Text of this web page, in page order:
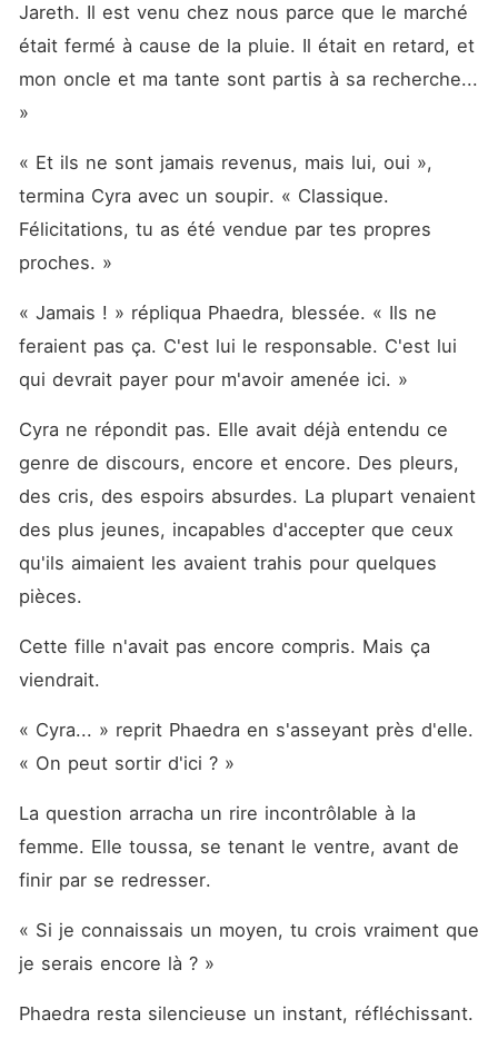
Jareth. Il est venu chez nous parce que le marché
était fermé à cause de la pluie. Il était en retard, et
mon oncle et ma tante sont partis à sa recherche...
»
« Et ils ne sont jamais revenus, mais lui, oui »,
termina Cyra avec un soupir. « Classique.
Félicitations, tu as été vendue par tes propres
proches. »
« Jamais ! » répliqua Phaedra, blessée. « Ils ne
feraient pas ça. C'est lui le responsable. C'est lui
qui devrait payer pour m'avoir amenée ici. »
Cyra ne répondit pas. Elle avait déjà entendu ce
genre de discours, encore et encore. Des pleurs,
des cris, des espoirs absurdes. La plupart venaient
des plus jeunes, incapables d'accepter que ceux
qu'ils aimaient les avaient trahis pour quelques
pièces.
Cette fille n'avait pas encore compris. Mais ça
viendrait.
« Cyra... » reprit Phaedra en s'asseyant près d'elle.
« On peut sortir d'ici ? »
La question arracha un rire incontrôlable à la
femme. Elle toussa, se tenant le ventre, avant de
finir par se redresser.
« Si je connaissais un moyen, tu crois vraiment que
je serais encore là ? »
Phaedra resta silencieuse un instant, réfléchissant.